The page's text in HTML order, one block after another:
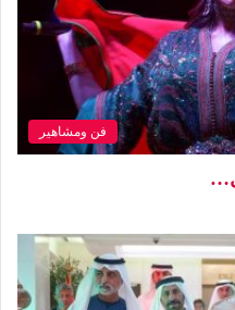
فن ومشاهير